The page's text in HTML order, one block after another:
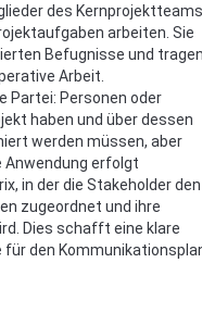
des
arbeiten. Sie
Befugnisse und
Arbeit.
Partei: Personen oder
haben und über dessen
werden müssen, aber
Anwendung erfolgt
in der die Stakeholder den
zugeordnet und ihre
Dies schafft eine klare
für den